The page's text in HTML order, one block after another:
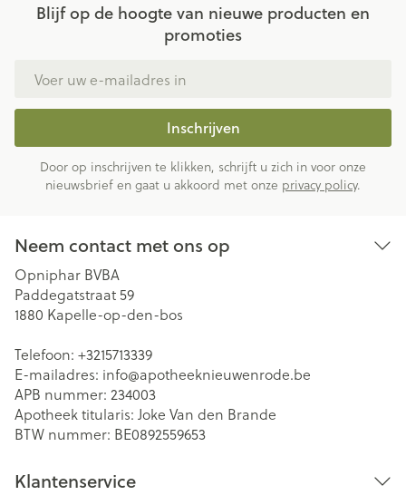
Blijf op de hoogte van nieuwe producten en
promoties
Inschrijven
Door op inschrijven te klikken, schrijft u zich in voor onze
nieuwsbrief en gaat u akkoord met onze privacy policy.
Neem contact met ons op
Opniphar BVBA
Paddegatstraat 59
1880 Kapelle-op-den-bos
Telefoon: +3215713339
E-mailadres: info@apotheeknieuwenrode.be
APB nummer: 234003
Apotheek titularis: Joke Van den Brande
BTW nummer: BE0892559653
Klantenservice